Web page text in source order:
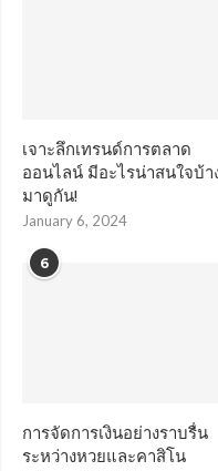
เจาะลึกเทรนด์การตลาด
ออนไลน์ มีอะไรน่าสนใจบ้า
มาดูกัน!
January 6, 2024
6
การจัดการเงินอย่างราบรื่น
ระหว่างหวยและคาสิโน